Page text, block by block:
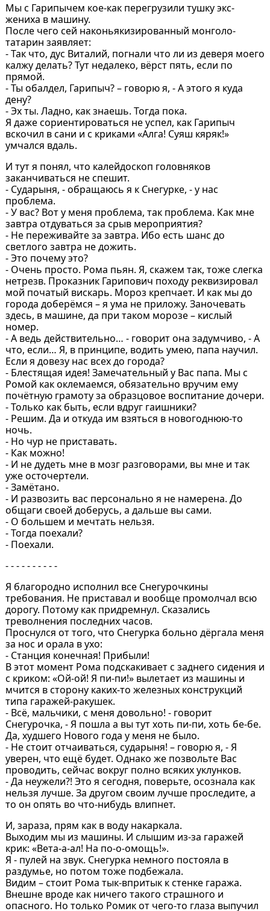
Мы с Гарипычем кое-как перегрузили тушку экс-
жениха в машину.
После чего сей наконьякизированный монголо-
татарин заявляет:
- Так что, дус Виталий, погнали что ли из деверя моего
калжу делать? Тут недалеко, вёрст пять, если по
прямой.
- Ты обалдел, Гарипыч? – говорю я, - А этого я куда
дену?
- Эх ты. Ладно, как знаешь. Тогда пока.
Я даже сориентироваться не успел, как Гарипыч
вскочил в сани и с криками «Алга! Суяш кяряк!»
умчался вдаль.
И тут я понял, что калейдоскоп головняков
заканчиваться не спешит.
- Сударыня, - обращаюсь я к Снегурке, - у нас
проблема.
- У вас? Вот у меня проблема, так проблема. Как мне
завтра отдуваться за срыв мероприятия?
- Не переживайте за завтра. Ибо есть шанс до
светлого завтра не дожить.
- Это почему это?
- Очень просто. Рома пьян. Я, скажем так, тоже слегка
нетрезв. Проказник Гарипович походу реквизировал
мой початый вискарь. Мороз крепчает. И как мы до
города доберёмся – я ума не приложу. Заночевать
здесь, в машине, да при таком морозе – кислый
номер.
- А ведь действительно… - говорит она задумчиво, - А
что, если… Я, в принципе, водить умею, папа научил.
Если я довезу нас всех до города?
- Блестящая идея! Замечательный у Вас папа. Мы с
Ромой как оклемаемся, обязательно вручим ему
почётную грамоту за образцовое воспитание дочери.
- Только как быть, если вдруг гаишники?
- Решим. Да и откуда им взяться в новогоднюю-то
ночь.
- Но чур не приставать.
- Как можно!
- И не дудеть мне в мозг разговорами, вы мне и так
уже осточертели.
- Замётано.
- И развозить вас персонально я не намерена. До
общаги своей доберусь, а дальше вы сами.
- О большем и мечтать нельзя.
- Тогда поехали?
- Поехали.
- - - - - - - - - -
Я благородно исполнил все Снегурочкины
требования. Не приставал и вообще промолчал всю
дорогу. Потому как придремнул. Сказались
треволнения последних часов.
Проснулся от того, что Снегурка больно дёргала меня
за нос и орала в ухо:
- Станция конечная! Прибыли!
В этот момент Рома подскакивает с заднего сидения и
с криком: «Ой-ой! Я пи-пи!» вылетает из машины и
мчится в сторону каких-то железных конструкций
типа гаражей-ракушек.
- Всё, мальчики, с меня довольно! - говорит
Снегурочка, - Я пошла а вы тут хоть пи-пи, хоть бе-бе.
Да, худшего Нового года у меня не было.
- Не стоит отчаиваться, сударыня! – говорю я, - Я
уверен, что ещё будет. Однако же позвольте Вас
проводить, сейчас вокруг полно всяких уклунков.
- Да неужели?! Это я сегодня, поверьте, осознала как
нельзя лучше. За другом своим лучше проследите, а
то он опять во что-нибудь влипнет.
И, зараза, прям как в воду накаркала.
Выходим мы из машины. И слышим из-за гаражей
крик: «Вета-а-ал! На по-о-омощь!».
Я - пулей на звук. Снегурка немного постояла в
раздумье, но потом тоже подбежала.
Видим – стоит Рома тык-впритык к стенке гаража.
Внешне вроде как ничего такого страшного и
опасного. Но только Ромик от чего-то глаза выпучил